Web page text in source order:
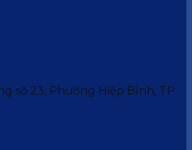
số 23, Phường Hiệp Bình, TP.